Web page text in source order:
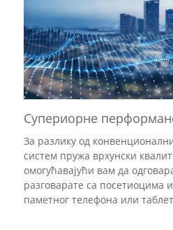
Супериорне
За разлику од
систем пружа врхунски
омогућавајући вам да
разговарате са посетиоцима
паметног телефона или